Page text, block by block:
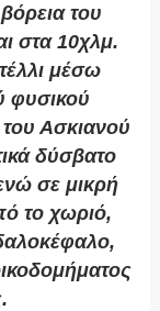
του
στα 10χλμ.
μέσω
φυσικού
Ασκιανού
δύσβατο
σε μικρή
το χωριό,